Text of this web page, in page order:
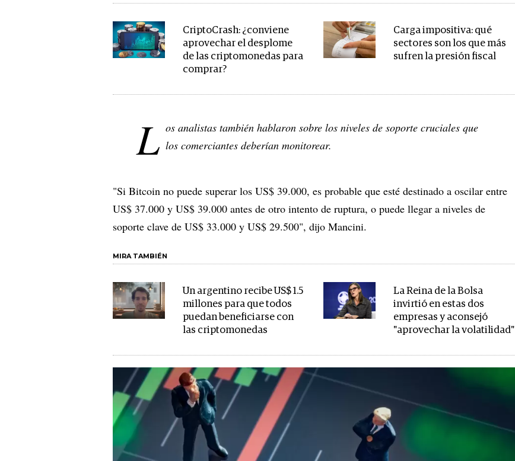
CriptoCrash: ¿conviene
aprovechar el desplome
de las criptomonedas para
comprar?
Carga impositiva: qué
sectores son los que más
sufren la presión fiscal
L os analistas también hablaron sobre los niveles de soporte cruciales que
los comerciantes deberían monitorear.
"Si Bitcoin no puede superar los US$ 39.000, es probable que esté destinado a oscilar entre
US$ 37.000 y US$ 39.000 antes de otro intento de ruptura, o puede llegar a niveles de
soporte clave de US$ 33.000 y US$ 29.500", dijo Mancini.
MIRA TAMBIÉN
Un argentino recibe US$ 1.5
millones para que todos
puedan beneficiarse con
las criptomonedas
La Reina de la Bolsa
invirtió en estas dos
empresas y aconsejó
"aprovechar la volatilidad"